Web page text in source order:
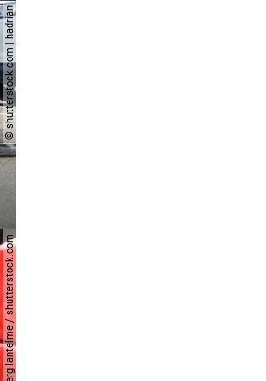
© shutterstock.com | hadrian
© joerg lantelme / shutterstock.com